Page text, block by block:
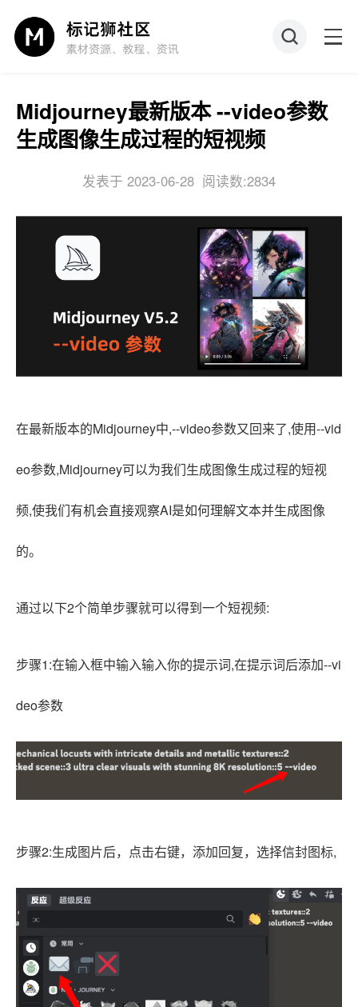
Midjourney最新版本 --video参数
生成图像生成过程的短视频
发表于 2023-06-28 阅读数:2834
在最新版本的Midjourney中,--video参数又回来了,使用--vid
eo参数,Midjourney可以为我们生成图像生成过程的短视
频,使我们有机会直接观察AI是如何理解文本并生成图像
的。
通过以下2个简单步骤就可以得到一个短视频:
步骤1:在输入框中输入输入你的提示词,在提示词后添加--vi
deo参数
步骤2:生成图片后，点击右键，添加回复，选择信封图标,